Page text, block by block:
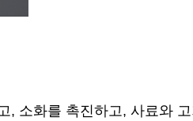
, 소화를 촉진하고, 사료와